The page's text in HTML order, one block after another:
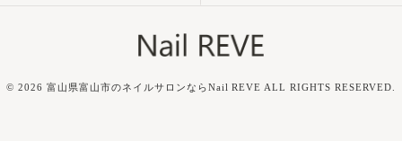
© 2026 富山県富山市のネイルサロンならNail REVE ALL RIGHTS RESERVED.